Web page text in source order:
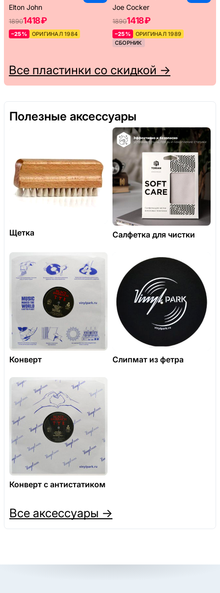
Elton John
18901418 ₽
–25% ОРИГИНАЛ 1984
Joe Cocker
18901418 ₽
–25%
ОРИГИНАЛ 1989
СБОРНИК
Все пластинки со скидкой →
Полезные аксессуары
Щетка Салфетка для чистки
Конверт Слипмат из фетра
Конверт с антистатиком
Все аксессуары →